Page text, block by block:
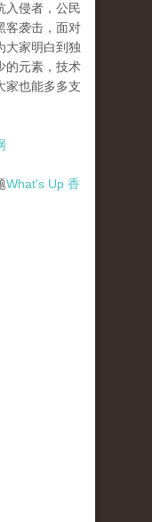
入侵者，公民
客袭击，面对
大家明白到独
的元素，技术
家也能多多支
What's Up 香